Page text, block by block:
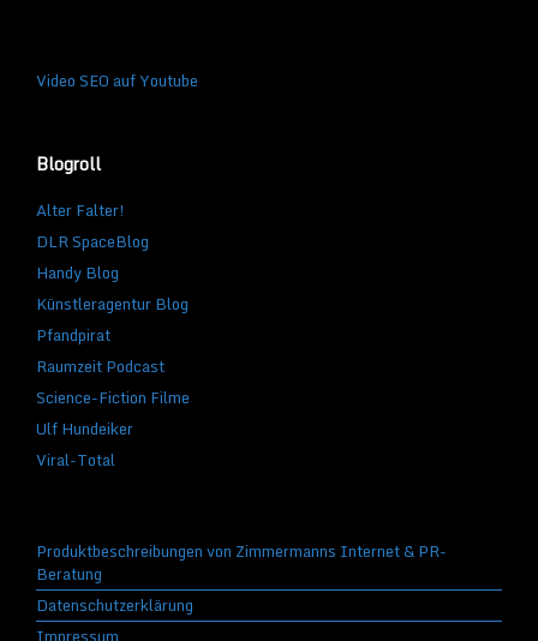
Video SEO auf Youtube
Blogroll
Alter Falter!
DLR SpaceBlog
Handy Blog
Künstleragentur Blog
Pfandpirat
Raumzeit Podcast
Science-Fiction Filme
Ulf Hundeiker
Viral-Total
Produktbeschreibungen von Zimmermanns Internet & PR-
Beratung
Datenschutzerklärung